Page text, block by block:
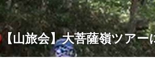
【山旅会】大菩薩嶺ツアー